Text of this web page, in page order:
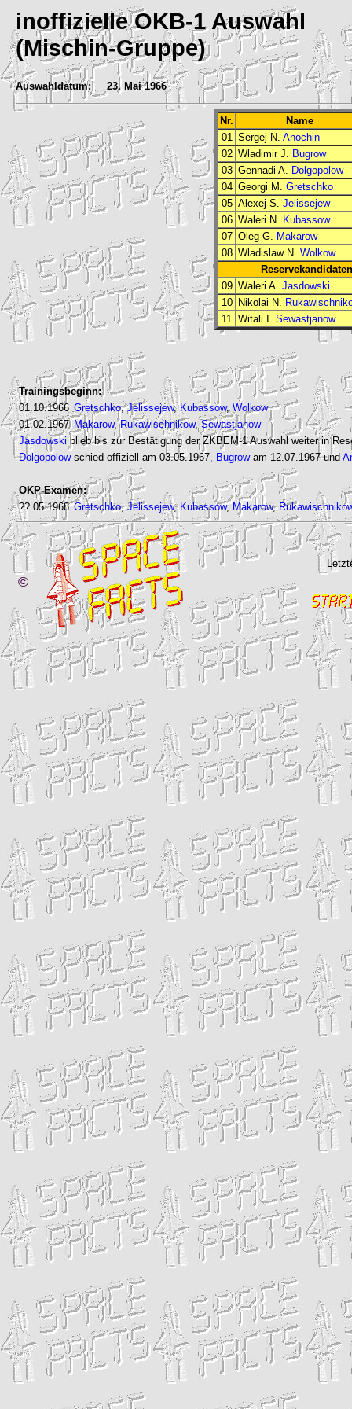
inoffizielleOKB-1 Auswahl
(Mischin-Gruppe)
Auswahldatum: 23. Mai 1966
Nr.
Name
01 Sergej N. Anochin
02 Wladimir J. Bugrow
03 Gennadi A. Dolgopolow
04 Georgi M. Gretschko
05 Alexej S. Jelissejew
06 Waleri N. Kubassow
07 Oleg G. Makarow
08 Wladislaw N. Wolkow
09 Waleri A. Jasdowski
10
Nikolai N.
11 Witali I. Sewastjanow
Trainingsbeginn:
01.10.1966 Gretschko,Jelissejew,Kubassow,Wolkow
01.02.1967 Makarow,Rukawischnikow, Sewastjanow
Jasdowski blieb bis zur Bestätigung der ZKBEM-1 Auswahl weiter in
Dolgopolowschied offiziell am 03.05.1967, Bugrowam 12.07.1967 und
OKP-Examen:
??.05.1968 Gretschko,Jelissejew, Kubassow,Makarow,
©